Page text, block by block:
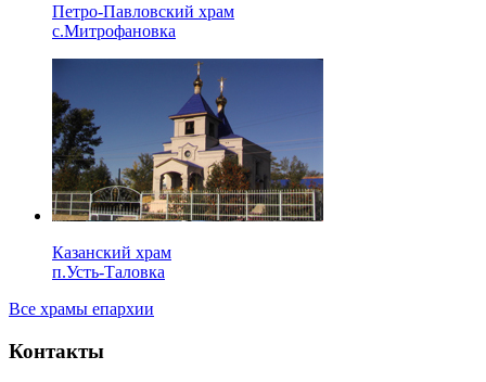
Петро-Павловский храм
с.Митрофановка
Казанский храм
п.Усть-Таловка
Все храмы епархии
Контакты